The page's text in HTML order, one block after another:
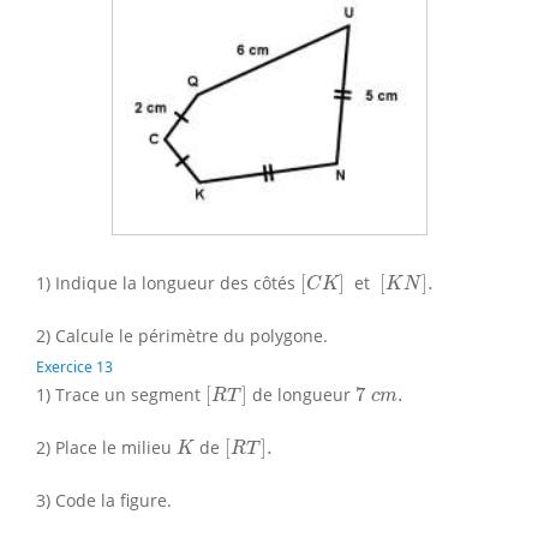
1) Indique la longueur des côtés CK]
[CK] et [KN] .
[KN].
2) Calcule le périmètre du polygone.
Exercice 13
1) Trace un segment RT
[RT] de longueur 7 cm.
7 cm
2) Place le milieu K
K de RT ] .
[RT].
3) Code la figure.